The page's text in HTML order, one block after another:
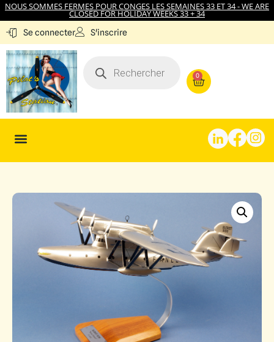
NOUS SOMMES FERMES POUR CONGES LES SEMAINES 33 ET 34 - WE ARE
CLOSED FOR HOLIDAY WEEKS 33 + 34
Se connecter S'inscrire
0